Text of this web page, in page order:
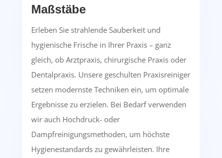
Maßstäbe
Erleben Sie strahlende Sauberkeit und
hygienische Frische in Ihrer Praxis – ganz
gleich, ob Arztpraxis, chirurgische Praxis oder
Dentalpraxis. Unsere geschulten Praxisreiniger
setzen modernste Techniken ein, um optimale
Ergebnisse zu erzielen. Bei Bedarf verwenden
wir auch Hochdruck- oder
Dampfreinigungsmethoden, um höchste
Hygienestandards zu gewährleisten. Ihre